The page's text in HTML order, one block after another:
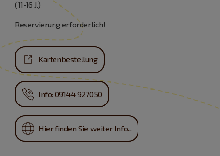
(11-16 J.)
Reservierung erforderlich!
Kartenbestellung
Info: 09144 927050
Hier finden Sie weiter Info...